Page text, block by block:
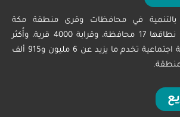
بالتنمية في محافظات وقرى منطقة مكة
المكرمة، ويقع ضمن نطاقها 17 محافظة، وقرابة 4000 قرية، وأُكثر
من 480 جمعية ولجنة اجتماعية تخدم ما يزيد عن 6 مليون و915 ألف